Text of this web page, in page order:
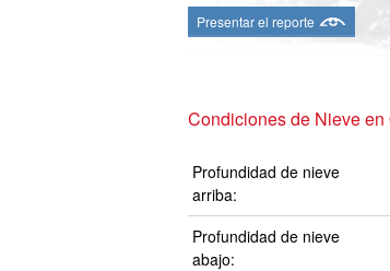
Presentar el reporte
Condiciones de Nieve en
Profundidad de nieve
arriba:
Profundidad de nieve
abajo: